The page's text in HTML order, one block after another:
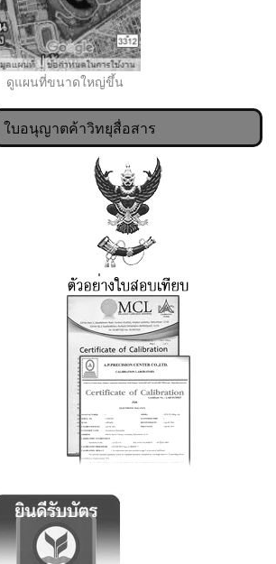
ดูแผนที่ขนาดใหญ่ขึ้น
ใบอนุญาตค้าวิทยุสื่อสาร